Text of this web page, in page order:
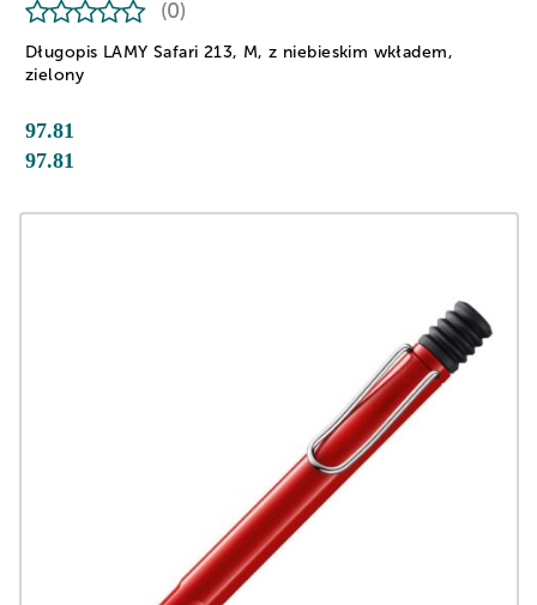
Długopis LAMY Safari 213, M, z niebieskim wkładem,
zielony
(0)
97.81
97.81